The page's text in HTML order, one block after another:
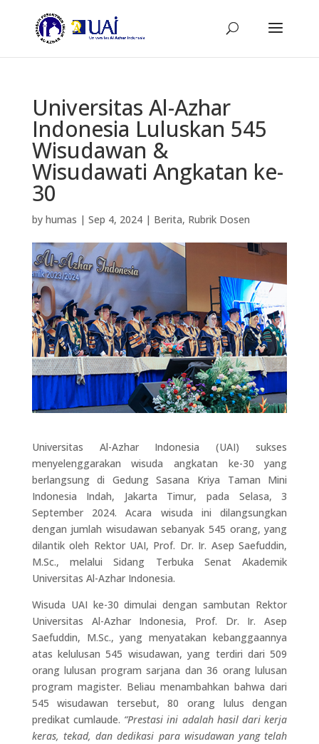
Universitas Al-Azhar
Indonesia Luluskan 545
Wisudawan &
Wisudawati Angkatan ke-
30
by humas | Sep 4, 2024| Berita, Rubrik Dosen
Universitas Al-Azhar Indonesia (UAI) sukses
menyelenggarakan wisuda angkatan ke-30 yang
berlangsung di Gedung Sasana Kriya Taman Mini
Indonesia Indah, Jakarta Timur, pada Selasa, 3
September 2024. Acara wisuda ini dilangsungkan
dengan jumlah wisudawan sebanyak 545 orang, yang
dilantik oleh Rektor UAI, Prof. Dr. Ir. Asep Saefuddin,
M.Sc., melalui Sidang Terbuka Senat Akademik
Universitas Al-Azhar Indonesia.
Wisuda UAI ke-30 dimulai dengan sambutan Rektor
Universitas Al-Azhar Indonesia, Prof. Dr. Ir. Asep
Saefuddin, M.Sc., yang menyatakan kebanggaannya
atas kelulusan 545 wisudawan, yang terdiri dari 509
orang lulusan program sarjana dan 36 orang lulusan
program magister. Beliau menambahkan bahwa dari
545 wisudawan tersebut, 80 orang lulus dengan
predikat cumlaude. “Prestasi ini adalah hasil dari kerja
keras, tekad, dan dedikasi para wisudawan yang telah